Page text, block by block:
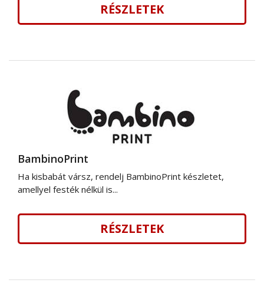
RÉSZLETEK
BambinoPrint
Ha kisbabát vársz, rendelj BambinoPrint készletet,
amellyel festék nélkül is...
RÉSZLETEK